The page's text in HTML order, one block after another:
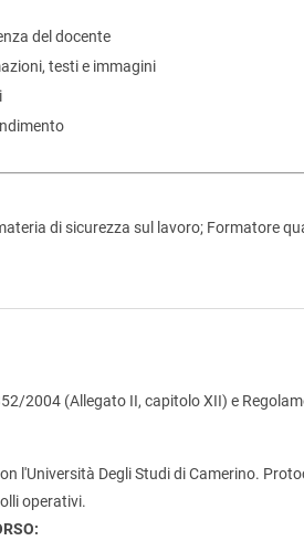
del docente
testi e immagini
di sicurezza sul lavoro; Formatore
2004 (Allegato II, capitolo XII) e
l'Università Degli Studi di Camerino.
operativi.